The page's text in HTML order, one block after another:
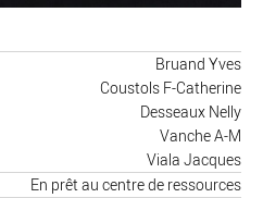
Bruand Yves
Coustols F-Catherine
Desseaux Nelly
Vanche A-M
Viala Jacques
En prêt au centre de ressources